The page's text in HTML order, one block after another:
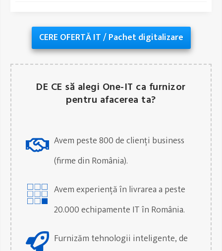
CERE OFERTĂ IT / Pachet digitalizare
DE CE să alegi One-IT ca furnizor
pentru afacerea ta?
Avem peste 800 de clienți business
(firme din România).
Avem experiență în livrarea a peste
20.000 echipamente IT în România.
Furnizăm tehnologii inteligente, de